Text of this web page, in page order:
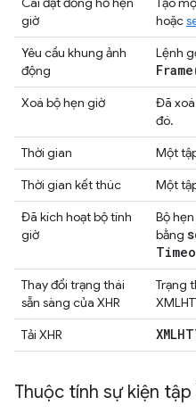
giờ
hoặc
Yêu cầu khung ảnh
động
Lệnh
Xoá bộ hẹn giờ
Đã
đó.
Thời gian
Một
Thời gian kết thúc
Một
Đã kích hoạt bộ tính
giờ
Bộ
bằng
Thay đổi trạng thái
sẵn sàng của XHR
Trạng
Tải XHR
Thuộc tính sự kiện tập